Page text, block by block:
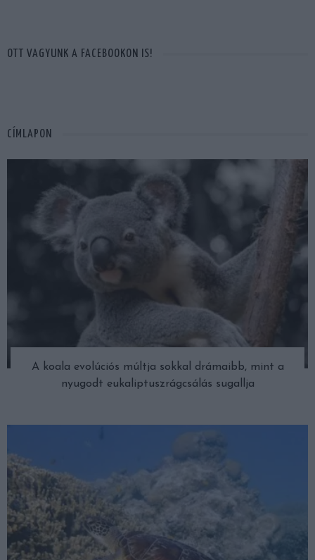
OTT VAGYUNK A FACEBOOKON IS!
CÍMLAPON
A koala evolúciós múltja sokkal drámaibb, mint a
nyugodt eukaliptuszrágcsálás sugallja